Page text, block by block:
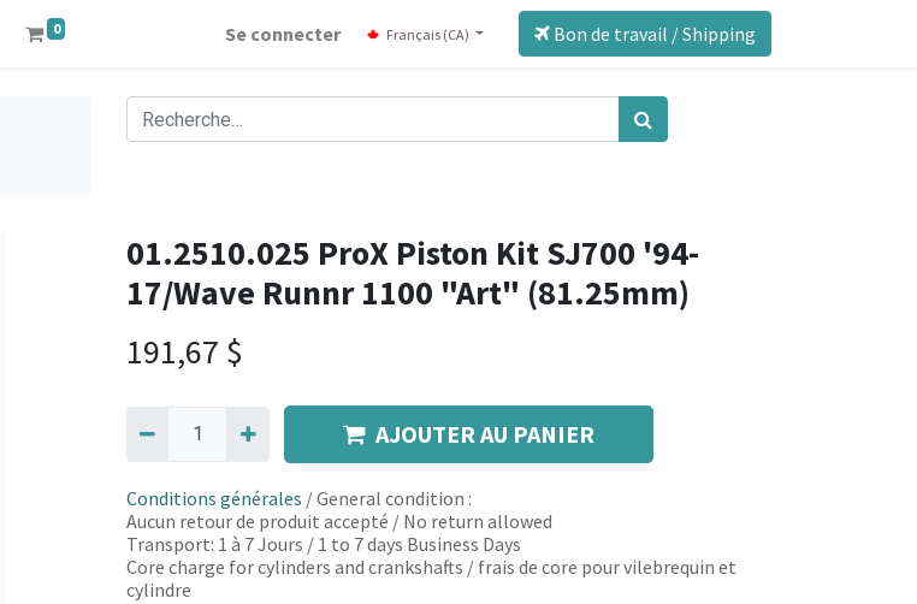
0 Se connecter Français (CA) Bon de travail / Shipping
01.2510.025 ProX Piston Kit SJ700 '94-
17/Wave Runnr 1100 "Art" (81.25mm)
191,67 $
AJOUTER AU PANIER
Conditions générales / General condition :
Aucun retour de produit accepté / No return allowed
Transport: 1 à 7 Jours / 1 to 7 days Business Days
Core charge for cylinders and crankshafts / frais de core pour vilebrequin et
cylindre